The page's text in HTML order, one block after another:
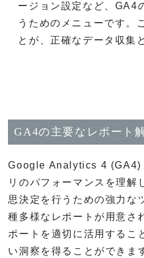
ージョン設定など、GA4
うためのメニューです。
とが、正確なデータ収集
GA4の主要なレポート
Google Analytics 4 (GA4)
リのパフォーマンスを理解
思決定を行うための強力な
種多様なレポートが用意さ
ポートを適切に活用するこ
い洞察を得ることができま